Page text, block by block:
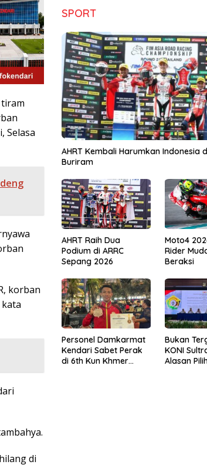
Selasa
korban
di
SPORT
AHRT Kembali Harumkan Indonesia
Buriram
AHRT Raih Dua
Podium di ARRC
Sepang 2026
Moto4
Rider
Beraksi
Personel Damkarmat
Kendari Sabet Perak
di 6th Kun Khmer
Bukan
KONI
Alasan